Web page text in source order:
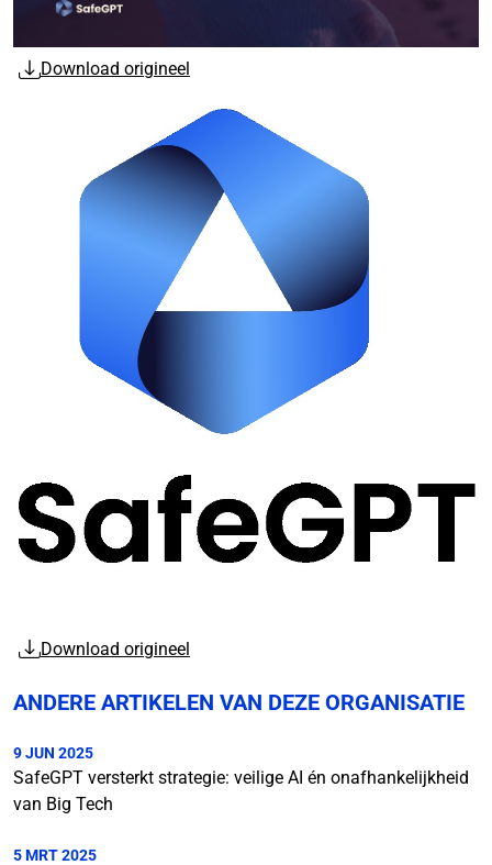
Download origineel
Download origineel
ANDERE ARTIKELEN VAN DEZE ORGANISATIE
9 JUN 2025
SafeGPT versterkt strategie: veilige AI én onafhankelijkheid
van Big Tech
5 MRT 2025